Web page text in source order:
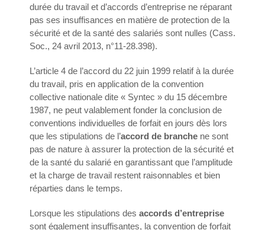
durée du travail et d’accords d’entreprise ne réparant
pas ses insuffisances en matière de protection de la
sécurité et de la santé des salariés sont nulles (Cass.
Soc., 24 avril 2013, n°11-28.398).
L’article 4 de l’accord du 22 juin 1999 relatif à la durée
du travail, pris en application de la convention
collective nationale dite « Syntec » du 15 décembre
1987, ne peut valablement fonder la conclusion de
conventions individuelles de forfait en jours dès lors
que les stipulations de l’accord de branche ne sont
pas de nature à assurer la protection de la sécurité et
de la santé du salarié en garantissant que l’amplitude
et la charge de travail restent raisonnables et bien
réparties dans le temps.
Lorsque les stipulations des accords d’entreprise
sont également insuffisantes, la convention de forfait